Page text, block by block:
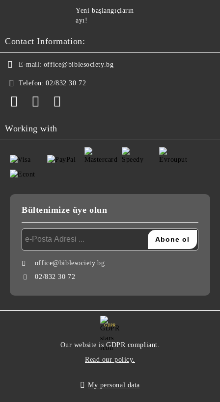
Yeni başlangıçların
ayı!
Contact Information:
E-mail: office@biblesociety.bg
Telefon: 02/832 30 72
Working with
Bültenimize üye olun
office@biblesociety.bg
02/832 30 72
GDPR
Our website is GDPR compliant.
Read our policy.
My personal data